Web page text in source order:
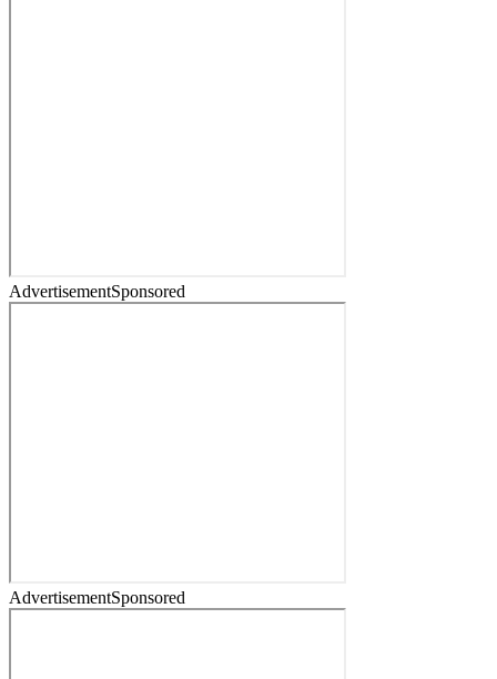
AdvertisementSponsored
AdvertisementSponsored